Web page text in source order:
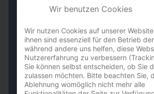
Sie schreit...
Der Wartekünstler
Grau in meinem
ruf doch mal an!
Worpswede
Wir benutzen Cookies
Wir nutzen Cookies auf unserer
ihnen sind essenziell für den Betrieb
während andere uns helfen, diese
Nutzererfahrung zu verbessern
Sie können selbst entscheiden, ob Sie
zulassen möchten. Bitte beachten Sie,
Ablehnung womöglich nicht mehr alle